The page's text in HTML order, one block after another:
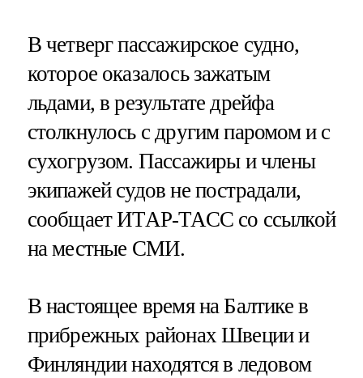
В четверг пассажирское судно,
которое оказалось зажатым
льдами, в результате дрейфа
столкнулось с другим паромом и с
сухогрузом. Пассажиры и члены
экипажей судов не пострадали,
сообщает ИТАР-ТАСС со ссылкой
на местные СМИ.
В настоящее время на Балтике в
прибрежных районах Швеции и
Финляндии находятся в ледовом